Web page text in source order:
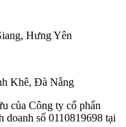
Hưng Yên
Khê, Đà Nẵng
của Công ty cổ phẩn
số 0110819698 tại